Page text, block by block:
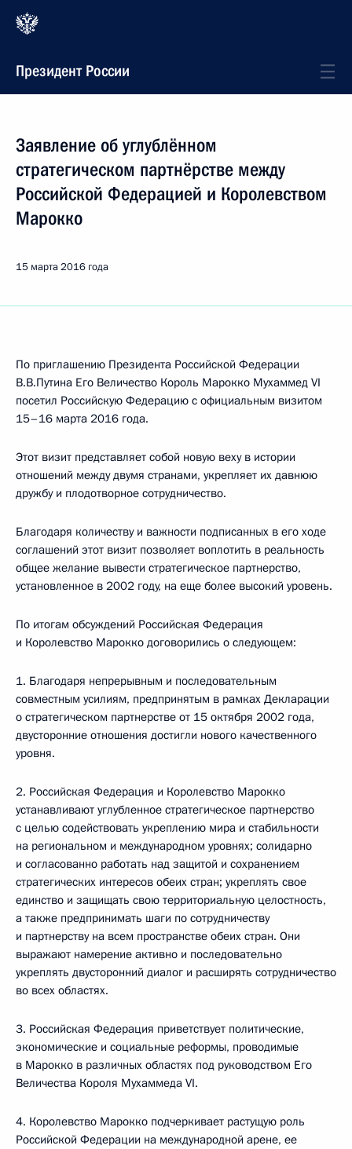
Президент России
Заявление об углублённом
стратегическом партнёрстве между
Российской Федерацией и Королевством
Марокко
15 марта 2016 года
По приглашению Президента Российской Федерации
В.В.Путина Его Величество Король Марокко Мухаммед VI
посетил Российскую Федерацию с официальным визитом
15–16 марта 2016 года.
Этот визит представляет собой новую веху в истории
отношений между двумя странами, укрепляет их давнюю
дружбу и плодотворное сотрудничество.
Благодаря количеству и важности подписанных в его ходе
соглашений этот визит позволяет воплотить в реальность
общее желание вывести стратегическое партнерство,
установленное в 2002 году, на еще более высокий уровень.
По итогам обсуждений Российская Федерация
и Королевство Марокко договорились о следующем:
1. Благодаря непрерывным и последовательным
совместным усилиям, предпринятым в рамках Декларации
о стратегическом партнерстве от 15 октября 2002 года,
двусторонние отношения достигли нового качественного
уровня.
2. Российская Федерация и Королевство Марокко
устанавливают углубленное стратегическое партнерство
с целью содействовать укреплению мира и стабильности
на региональном и международном уровнях; солидарно
и согласованно работать над защитой и сохранением
стратегических интересов обеих стран; укреплять свое
единство и защищать свою территориальную целостность,
а также предпринимать шаги по сотрудничеству
и партнерству на всем пространстве обеих стран. Они
выражают намерение активно и последовательно
укреплять двусторонний диалог и расширять сотрудничество
во всех областях.
3. Российская Федерация приветствует политические,
экономические и социальные реформы, проводимые
в Марокко в различных областях под руководством Его
Величества Короля Мухаммеда VI.
4. Королевство Марокко подчеркивает растущую роль
Российской Федерации на международной арене, ее